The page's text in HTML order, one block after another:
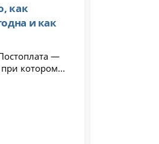
как
и как
при котором...